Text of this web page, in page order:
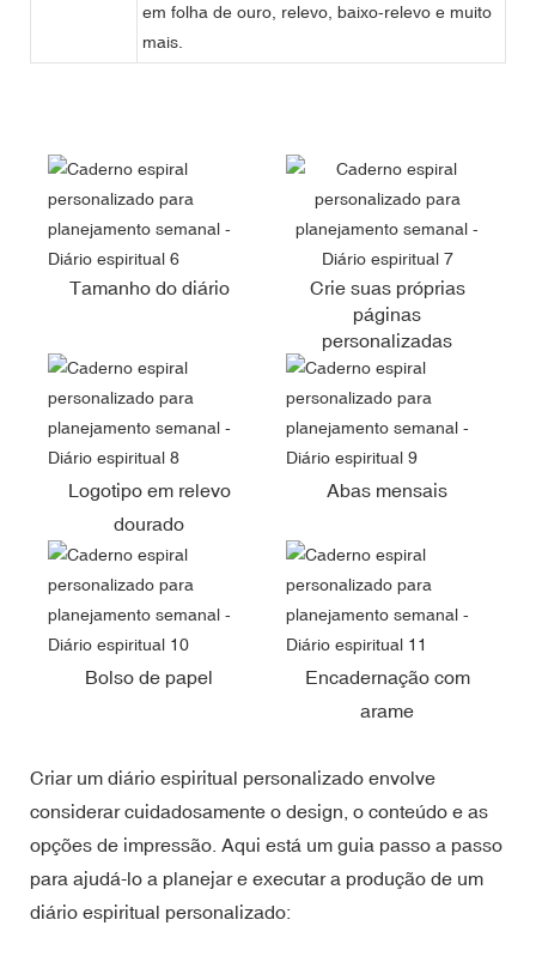
em folha de ouro, relevo, baixo-relevo e muito
mais.
Tamanho do diário
Crie suas próprias
páginas
personalizadas
Logotipo em relevo
dourado
Abas mensais
Bolso de papel
Encadernação com
arame
Criar um diário espiritual personalizado envolve
considerar cuidadosamente o design, o conteúdo e as
opções de impressão. Aqui está um guia passo a passo
para ajudá-lo a planejar e executar a produção de um
diário espiritual personalizado: